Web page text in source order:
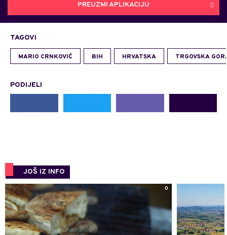
PREUZMI APLIKACIJU
TAGOVI
MARIO CRNKOVIĆ BIH HRVATSKA TRGOVSKA
PODIJELI
JOŠ IZ INFO
0